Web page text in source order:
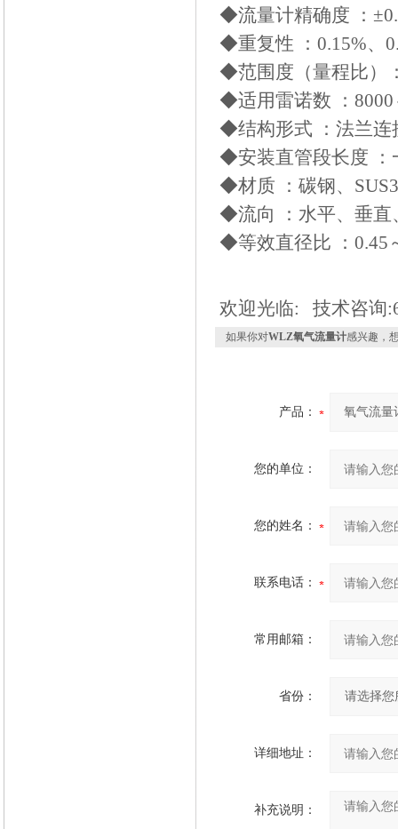
◆流量计精确度 ：
◆重复性 ：0.15%、
◆范围度（量程比）
◆适用雷诺数 ：8000
◆结构形式 ：法兰连
◆安装直管段长度 ：
◆材质 ：碳钢、
◆流向 ：水平、垂直
◆等效直径比 ：0.45
欢迎光临: 技术咨询
如果你对WLZ氧气流量计感兴趣，
产品：
您的单位：
您的姓名：
联系电话：
常用邮箱：
省份：
详细地址：
补充说明：